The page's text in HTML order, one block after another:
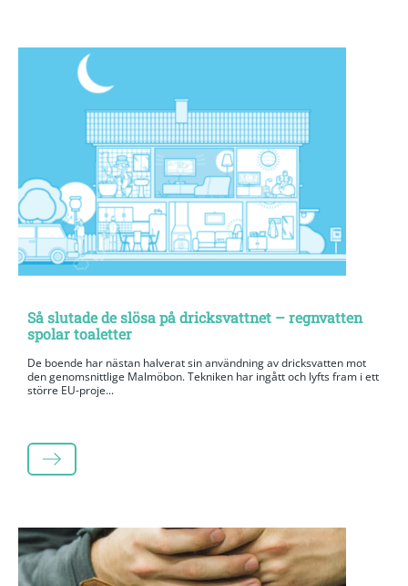
Så slutade de slösa på dricksvattnet – regnvatten
spolar toaletter
De boende har nästan halverat sin användning av dricksvatten mot
den genomsnittlige Malmöbon. Tekniken har ingått och lyfts fram i ett
större EU-proje...
LÄS MER